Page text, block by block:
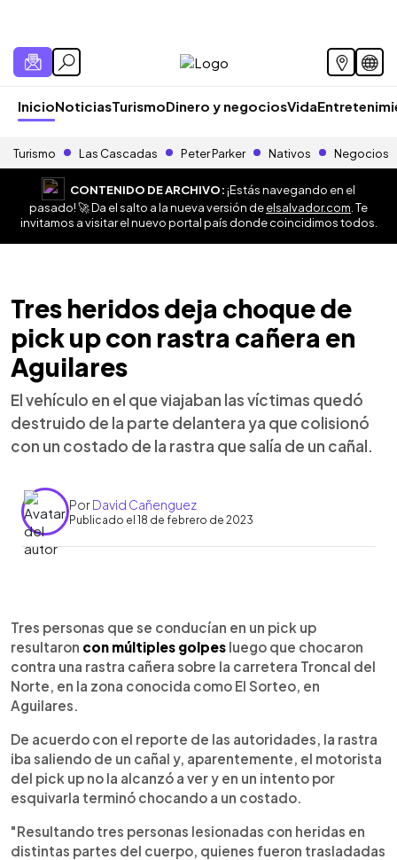
InicioNoticiasTurismoDinero y negociosVida
Turismo Las Cascadas Peter Parker Nativos Negocios
CONTENIDO DE ARCHIVO:¡Estás navegando en el
pasado! 🚀 Da el salto a la nueva versión deelsalvador.com . Te
invitamos a visitar el nuevo portal país donde coincidimos todos.
Tres heridos deja choque de
pick up con rastra cañera en
Aguilares
El vehículo en el que viajaban las víctimas quedó
destruido de la parte delantera ya que colisionó
con un costado de la rastra que salía de un cañal.
PorDavid Cañenguez
Publicado el 18 de febrero de 2023
Escuchar artículo
Tres personas que se conducían en un pick up
resultaron con múltiples golpes luego que chocaron
contra una rastra cañera sobre la carretera Troncal del
Norte, en la zona conocida como El Sorteo, en
Aguilares.
De acuerdo con el reporte de las autoridades, la rastra
iba saliendo de un cañal y, aparentemente, el motorista
del pick up no la alcanzó a ver y en un intento por
esquivarla terminó chocando a un costado.
"Resultando tres personas lesionadas con heridas en
distintas partes del cuerpo, quienes fueron trasladadas